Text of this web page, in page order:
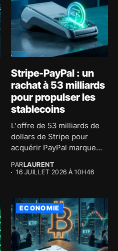
Stripe-PayPal : un
rachat à 53 milliards
pour propulser les
stablecoins
L'offre de 53 milliards de
dollars de Stripe pour
acquérir PayPal marque...
PARLAURENT
16 JUILLET 2026 À 10H46
ECONOMIE